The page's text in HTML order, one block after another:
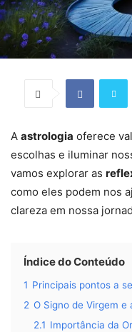
A astrologia oferece
escolhas e iluminar
vamos explorar as
como eles podem nos
clareza em nossa
Índice do Conteúdo
1 Principais pontos a
2 O Signo de Virgem e
2.1 Importância da